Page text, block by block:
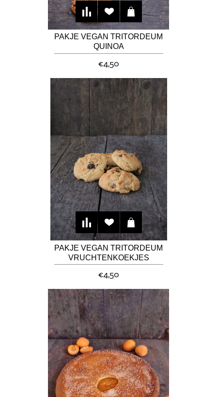
PAKJE VEGAN TRITORDEUM
QUINOA
CHOCOLADEKOEKJES
€4,50
PAKJE VEGAN TRITORDEUM
VRUCHTENKOEKJES
€4,50